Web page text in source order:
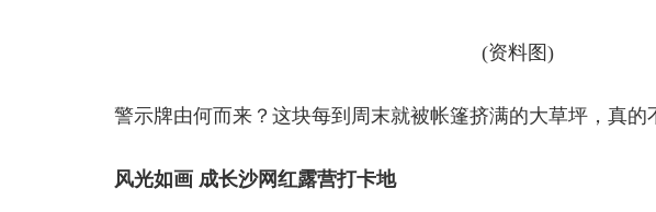
(资料图)
警示牌由何而来？这块每到周末就被帐篷挤满的大草坪，真的
风光如画 成长沙网红露营打卡地